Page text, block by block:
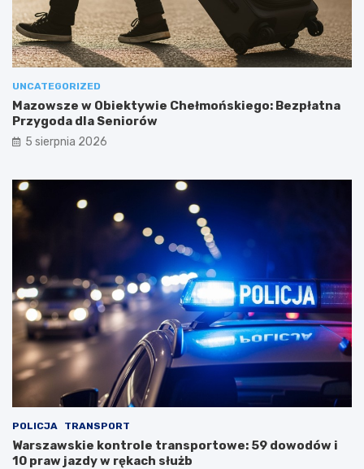
UNCATEGORIZED
Mazowsze w Obiektywie Chełmońskiego: Bezpłatna
Przygoda dla Seniorów
5 sierpnia 2026
POLICJA TRANSPORT
Warszawskie kontrole transportowe: 59 dowodów i
10 praw jazdy w rękach służb